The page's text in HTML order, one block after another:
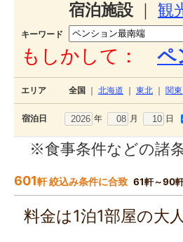
宿泊施設 観
キーワード
もしかして： ペ
エリア 全国 北海道 東北 関
宿泊日 年 月 日
※食事条件などの諸
601軒 絞込み条件に合致 61軒～90
料金は1泊1部屋の大